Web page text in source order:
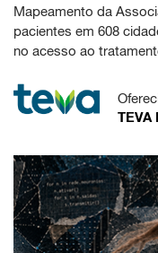
Mapeamento da
pacientes em 608
no acesso ao
TEVA